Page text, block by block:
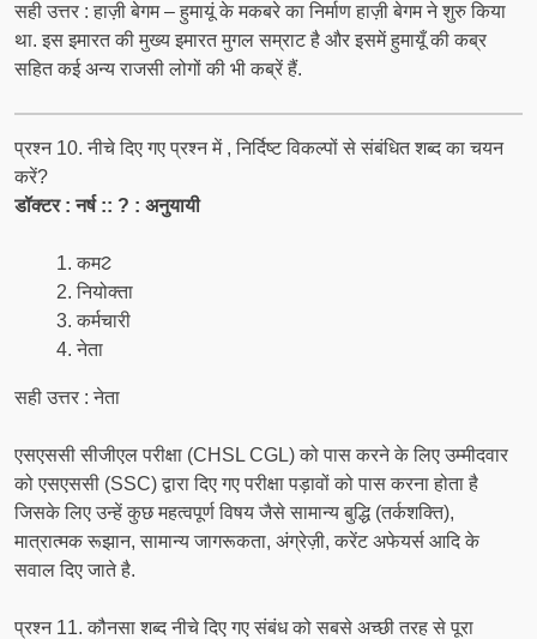
सही उत्तर : हाज़ी बेगम – हुमायूं के मकबरे का निर्माण हाज़ी बेगम ने शुरु किया
था. इस इमारत की मुख्य इमारत मुगल सम्राट है और इसमें हुमायूँ की कब्र
सहित कई अन्य राजसी लोगों की भी कब्रें हैं.
प्रश्न 10. नीचे दिए गए प्रश्न में , निर्दिष्ट विकल्पों से संबंधित शब्द का चयन
करें?
डॉक्टर : नर्ष :: ? : अनुयायी
कमᱮ
नियोक्ता
कर्मचारी
नेता
सही उत्तर : नेता
एसएससी सीजीएल परीक्षा (CHSL CGL) को पास करने के लिए उम्मीदवार
को एसएससी (SSC) द्वारा दिए गए परीक्षा पड़ावों को पास करना होता है
जिसके लिए उन्हें कुछ महत्वपूर्ण विषय जैसे सामान्य बुद्धि (तर्कशक्ति),
मात्रात्मक रूझान, सामान्य जागरूकता, अंग्रेज़ी, करेंट अफेयर्स आदि के
सवाल दिए जाते है.
प्रश्न 11. कौनसा शब्द नीचे दिए गए संबंध को सबसे अच्छी तरह से पूरा